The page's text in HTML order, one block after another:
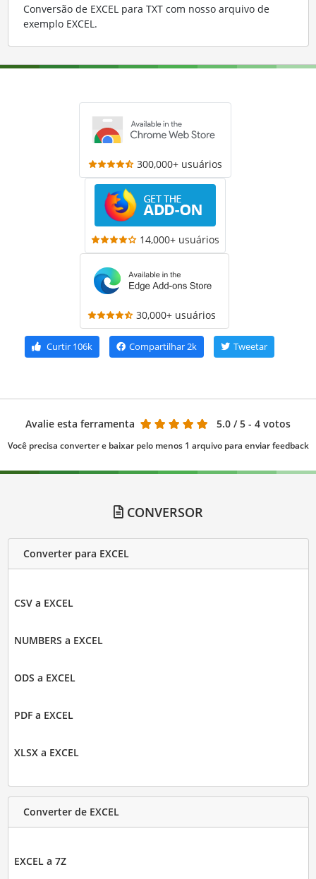
Conversão de EXCEL para TXT com nosso arquivo de
exemplo EXCEL.
300,000+ usuários
14,000+ usuários
30,000+ usuários
Curtir 106k Compartilhar2k Tweetar
Avalie esta ferramenta 5.0 / 5 - 4 votos
Você precisa converter e baixar pelo menos 1 arquivo para enviar feedback
CONVERSOR
Converter para EXCEL
CSV a EXCEL
NUMBERS a EXCEL
ODS a EXCEL
PDF a EXCEL
XLSX a EXCEL
Converter de EXCEL
EXCEL a 7Z